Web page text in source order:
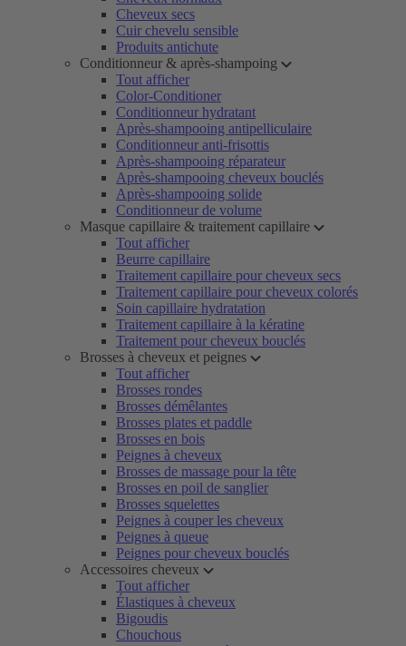
Cheveux secs
Cuir chevelu sensible
Produits antichute
Conditionneur & après-shampoing
Tout afficher
Color-Conditioner
Conditionneur hydratant
Après-shampooing antipelliculaire
Conditionneur anti-frisottis
Après-shampooing réparateur
Après-shampooing cheveux bouclés
Après-shampooing solide
Conditionneur de volume
Masque capillaire & traitement capillaire
Tout afficher
Beurre capillaire
Traitement capillaire pour cheveux secs
Traitement capillaire pour cheveux colorés
Soin capillaire hydratation
Traitement capillaire à la kératine
Traitement pour cheveux bouclés
Brosses à cheveux et peignes
Tout afficher
Brosses rondes
Brosses démêlantes
Brosses plates et paddle
Brosses en bois
Peignes à cheveux
Brosses de massage pour la tête
Brosses en poil de sanglier
Brosses squelettes
Peignes à couper les cheveux
Peignes à queue
Peignes pour cheveux bouclés
Accessoires cheveux
Tout afficher
Élastiques à cheveux
Bigoudis
Chouchous